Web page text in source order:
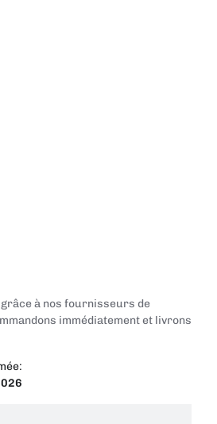
à nos fournisseurs de
immédiatement et livrons